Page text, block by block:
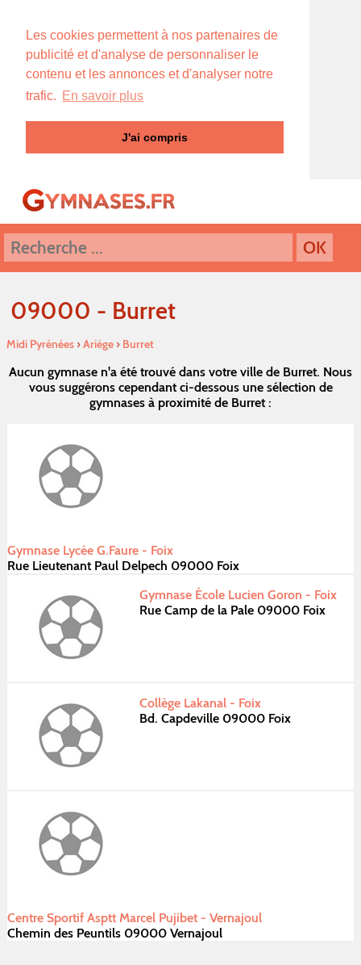
Les cookies permettent à nos partenaires de
publicité et d'analyse de personnaliser le
contenu et les annonces et d'analyser notre
trafic. En savoir plus
J'ai compris
09000 - Burret
Midi Pyrénées›Ariége› Burret
Aucun gymnase n'a été trouvé dans votre ville de Burret. Nous
vous suggérons cependant ci-dessous une sélection de
gymnases à proximité de Burret :
Gymnase Lycée G.Faure - Foix
Rue Lieutenant Paul Delpech 09000 Foix
Gymnase École Lucien Goron - Foix
Rue Camp de la Pale 09000 Foix
Collège Lakanal - Foix
Bd. Capdeville 09000 Foix
Centre Sportif Asptt Marcel Pujibet - Vernajoul
Chemin des Peuntils 09000 Vernajoul